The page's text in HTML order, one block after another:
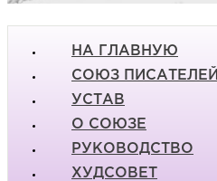
НА ГЛАВНУЮ
СОЮЗ ПИСАТЕЛЕЙ
УСТАВ
О СОЮЗЕ
РУКОВОДСТВО
ХУДСОВЕТ